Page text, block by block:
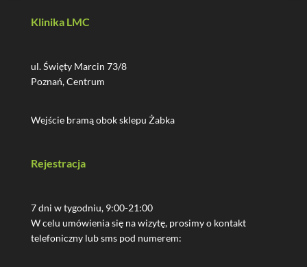
Klinika LMC
ul. Święty Marcin 73/8
Poznań, Centrum
Wejście bramą obok sklepu Żabka
Rejestracja
7 dni w tygodniu, 9:00-21:00
W celu umówienia się na wizytę, prosimy o kontakt
telefoniczny lub sms pod numerem: